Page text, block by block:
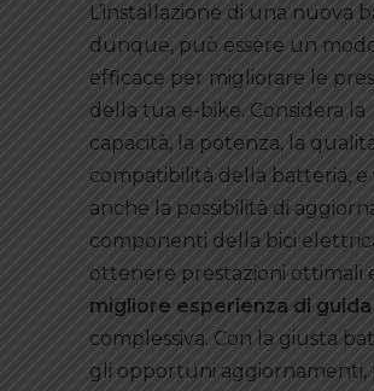
L’installazione di una nuova
dunque, può essere un
efficace per migliorare le
della tua e-bike. Considera la
capacità, la potenza, la
compatibilità della batteria, e
anche la possibilità di
componenti della bici
ottenere prestazioni ottimali
migliore esperienza di guida
complessiva. Con la giusta
gli opportuni aggiornamenti,